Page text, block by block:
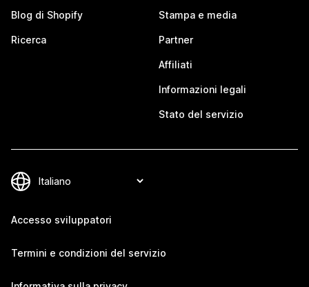
Blog di Shopify
Ricerca
Stampa e media
Partner
Affiliati
Informazioni legali
Stato del servizio
Accesso sviluppatori
Termini e condizioni del servizio